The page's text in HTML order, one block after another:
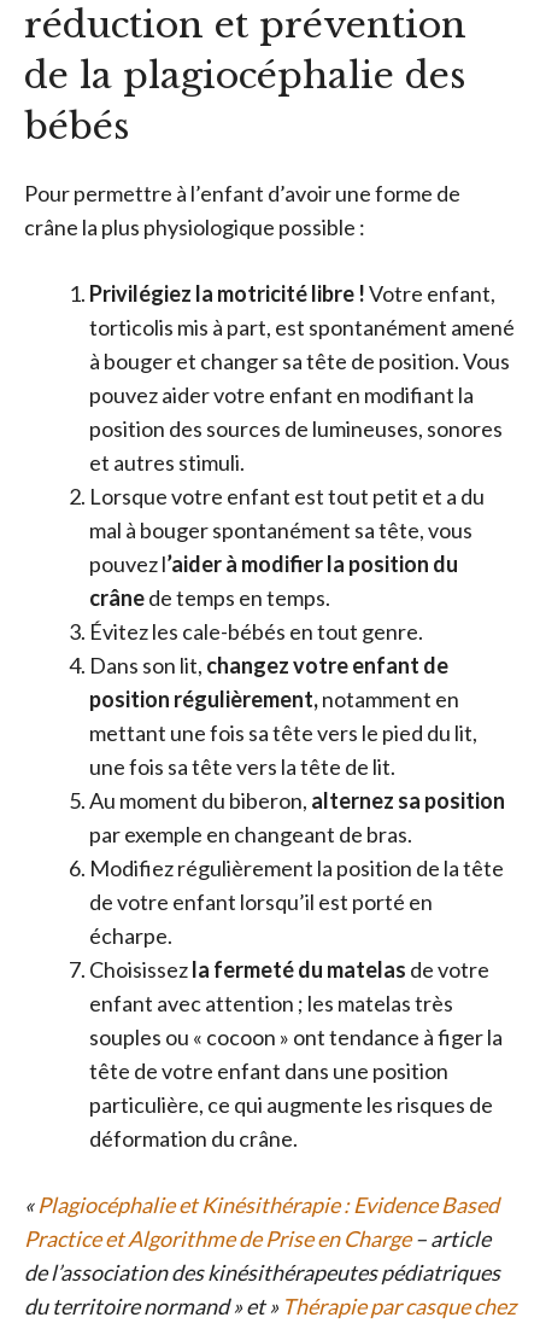
réduction et prévention
de la plagiocéphalie des
bébés
Pour permettre à l’enfant d’avoir une forme de
crâne la plus physiologique possible :
Privilégiez la motricité libre !Votre enfant,
torticolis mis à part, est spontanément amené
à bouger et changer sa tête de position. Vous
pouvez aider votre enfant en modifiant la
position des sources de lumineuses, sonores
et autres stimuli.
Lorsque votre enfant est tout petit et a du
mal à bouger spontanément sa tête, vous
pouvez l’aider à modifier la position du
crânede temps en temps.
Évitez les cale-bébés en tout genre.
Dans son lit, changez votre enfant de
position régulièrement,notamment en
mettant une fois sa tête vers le pied du lit,
une fois sa tête vers la tête de lit.
Au moment du biberon, alternez sa position
par exemple en changeant de bras.
Modifiez régulièrement la position de la tête
de votre enfant lorsqu’il est porté en
écharpe.
Choisissezla fermeté du matelas de votre
enfant avec attention ; les matelas très
souples ou « cocoon » ont tendance à figer la
tête de votre enfant dans une position
particulière, ce qui augmente les risques de
déformation du crâne.
«Plagiocéphalie et Kinésithérapie : Evidence Based
Practice et Algorithme de Prise en Charge– article
de l’association des kinésithérapeutes pédiatriques
du territoire normand » et » Thérapie par casque chez